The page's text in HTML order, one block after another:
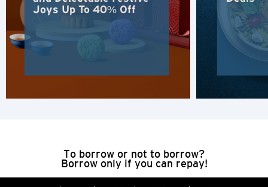
Joys Up To 40% Off
To borrow or not to borrow?
Borrow only if you can repay!
한국어
Tiếng Việt